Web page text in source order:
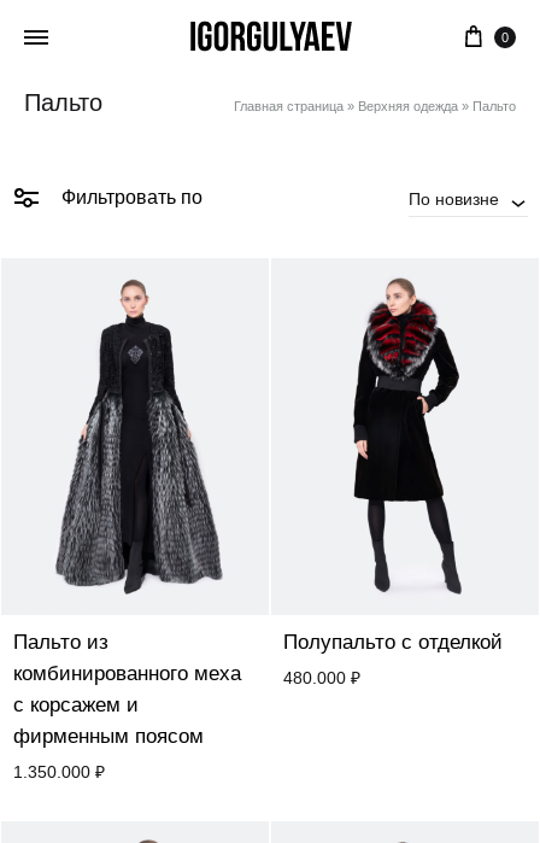
0
Пальто Главная страница » Верхняя одежда » Пальто
Фильтровать по По новизне
Пальто из
комбинированного меха
с корсажем и
фирменным поясом
1.350.000 ₽
Полупальто с отделкой
480.000 ₽